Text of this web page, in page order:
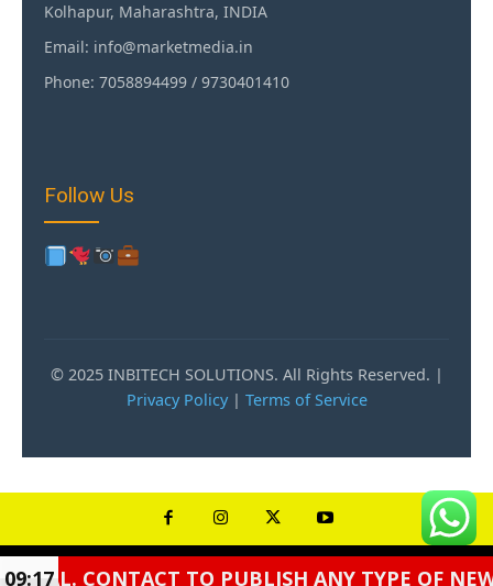
Kolhapur, Maharashtra, INDIA
Email: info@marketmedia.in
Phone: 7058894499 / 9730401410
Follow Us
© 2025 INBITECH SOLUTIONS. All Rights Reserved. |
Privacy Policy| Terms of Service
TO PUBLISH ANY TYPE OF NEWS AND
09:17